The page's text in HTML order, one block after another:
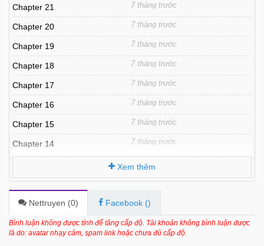
Chapter 21 7 tháng trước
Chapter 20 7 tháng trước
Chapter 19 7 tháng trước
Chapter 18 7 tháng trước
Chapter 17 7 tháng trước
Chapter 16 7 tháng trước
Chapter 15 7 tháng trước
Chapter 14 7 tháng trước
Chapter 12 7 tháng trước
Chapter 11 7 tháng trước
Chapter 10 7 tháng trước
7 tháng trước
Xem thêm
Nettruyen (0) Facebook ()
Bình luận không được tính để tăng cấp độ. Tài khoản không bình luận được
là do: avatar nhạy cảm, spam link hoặc chưa đủ cấp độ.